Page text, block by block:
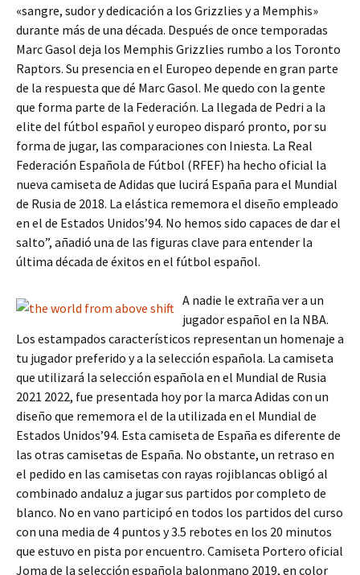
«sangre, sudor y dedicación a los Grizzlies y a Memphis»
durante más de una década. Después de once temporadas
Marc Gasol deja los Memphis Grizzlies rumbo a los Toronto
Raptors. Su presencia en el Europeo depende en gran parte
de la respuesta que dé Marc Gasol. Me quedo con la gente
que forma parte de la Federación. La llegada de Pedri a la
elite del fútbol español y europeo disparó pronto, por su
forma de jugar, las comparaciones con Iniesta. La Real
Federación Española de Fútbol (RFEF) ha hecho oficial la
nueva camiseta de Adidas que lucirá España para el Mundial
de Rusia de 2018. La elástica rememora el diseño empleado
en el de Estados Unidos’94. No hemos sido capaces de dar el
salto”, añadió una de las figuras clave para entender la
última década de éxitos en el fútbol español.
A nadie le extraña ver a un
jugador español en la NBA.
Los estampados característicos representan un homenaje a
tu jugador preferido y a la selección española. La camiseta
que utilizará la selección española en el Mundial de Rusia
2021 2022, fue presentada hoy por la marca Adidas con un
diseño que rememora el de la utilizada en el Mundial de
Estados Unidos’94. Esta camiseta de España es diferente de
las otras camisetas de España. No obstante, un retraso en
el pedido en las camisetas con rayas rojiblancas obligó al
combinado andaluz a jugar sus partidos por completo de
blanco. No en vano participó en todos los partidos del curso
con una media de 4 puntos y 3.5 rebotes en los 20 minutos
que estuvo en pista por encuentro. Camiseta Portero oficial
Joma de la selección española balonmano 2019, en color